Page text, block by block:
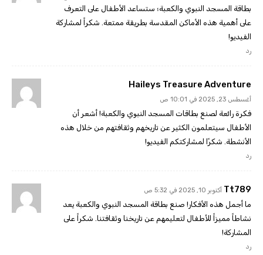
بطاقة المسجد النبوي والكعبة؛ ستساعد الأطفال على التعرف
على أهمية هذه الأماكن المقدسة بطريقة ممتعة. شكراً لمشاركة
الفيديو!
رد
Haileys Treasure Adventure
أغسطس 23, 2025 في 10:01 ص
فكرة رائعة لصنع بطاقات المسجد النبوي والكعبة! أشعر أن
الأطفال سيتعلمون الكثير عن تاريخهم وثقافتهم من خلال هذه
الأنشطة. شكرًا لمشاركتكم الفيديو!
رد
Tt789 أكتوبر 10, 2025 في 5:32 ص
ما أجمل هذه الأفكار! صنع بطاقة المسجد النبوي والكعبة يعد
نشاطاً مميزاً للأطفال لتعليمهم عن تاريخنا وثقافتنا. شكراً على
المشاركة!
رد